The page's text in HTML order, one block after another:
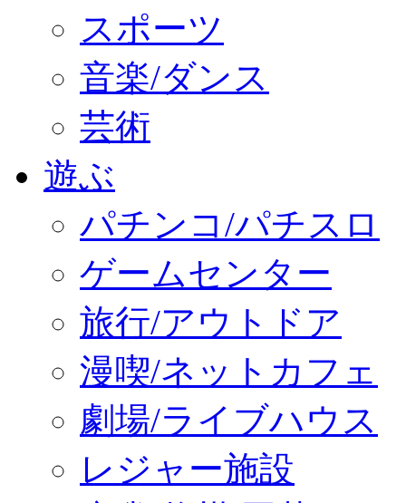
スポーツ
音楽/ダンス
芸術
遊ぶ
パチンコ/パチスロ
ゲームセンター
旅行/アウトドア
漫喫/ネットカフェ
劇場/ライブハウス
レジャー施設